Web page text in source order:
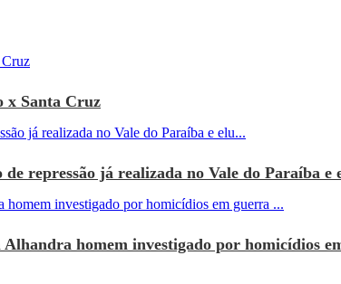
x Santa Cruz
repressão já realizada no Vale do Paraíba e
homem investigado por homicídios